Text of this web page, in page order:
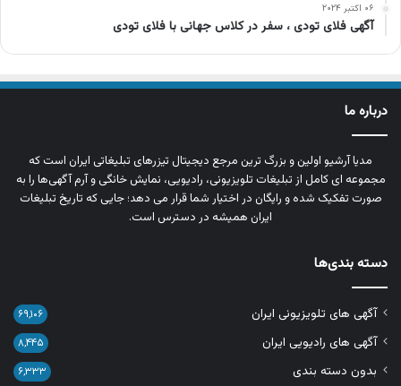
۰۶ اکتبر ۲۰۲۴
آگهی فلای تودی ، سفر در کلاس جهانی با فلای تودی
درباره ما
مدیا آرشیو اولین و بزرگ‌ ترین مرجع دیجیتال تیزرهای تبلیغاتی ایران است که
مجموعه‌ ای کامل از تبلیغات تلویزیونی، رادیویی، نمایش خانگی و آرم‌ آگهی‌ها را به‌
صورت تفکیک‌ شده و رایگان در اختیار شما قرار می‌ دهد؛ جایی که تاریخ تبلیغات
ایران همیشه در دسترس است.
دسته بندی‌ها
آگهی های تلویزیونی ایران ۶۹,۱۰۶
آگهی های رادیویی ایران ۸,۴۴۵
بدون دسته بندی ۶,۳۳۳